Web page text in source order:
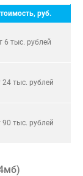
руб.
6 тыс. рублей
24 тыс. рублей
90 тыс. рублей
)